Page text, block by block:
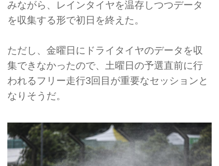
みながら、レインタイヤを温存しつつデータ
を収集する形で初日を終えた。
ただし、金曜日にドライタイヤのデータを収
集できなかったので、土曜日の予選直前に行
われるフリー走行3回目が重要なセッションと
なりそうだ。